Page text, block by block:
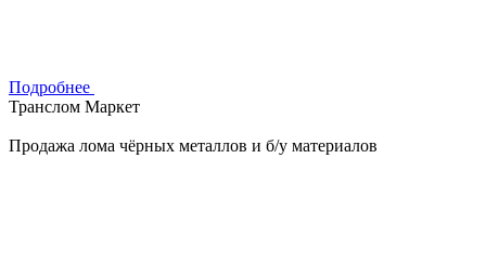
Подробнее
Транслом Маркет
Продажа лома чёрных металлов и б/у материалов